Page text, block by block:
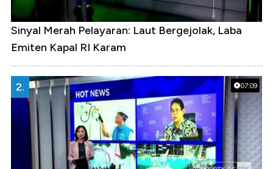
Sinyal Merah Pelayaran: Laut Bergejolak, Laba
Emiten Kapal RI Karam
07:09
2.